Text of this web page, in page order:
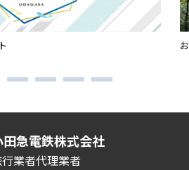
田急電鉄株式会社
業者代理業者